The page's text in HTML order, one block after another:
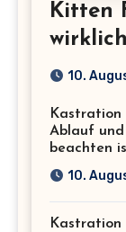
Kitten
10.
Kastration
Ablauf und
beachten
10.
Kastration